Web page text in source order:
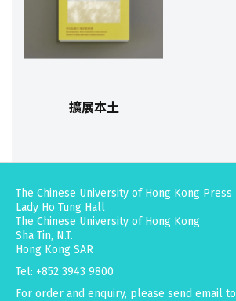
擴展本土
The Chinese University of Hong Kong Press
Lady Ho Tung Hall
The Chinese University of Hong Kong
Sha Tin, N.T.
Hong Kong SAR
Tel: +852 3943 9800
For order and enquiry, please send email to